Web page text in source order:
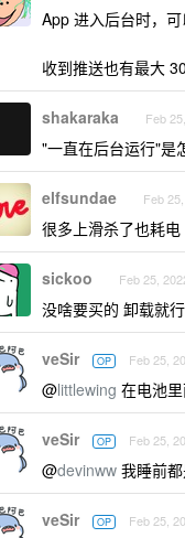
App 进入后台时，
收到推送也有最大
shakaraka Feb
"一直在后台运行"是
elfsundae Feb
很多上滑杀了也耗
sickoo Feb 25,
没啥要买的 卸载就
veSir OP Feb 25,
@littlewing 在电池
veSir OP Feb 25,
@devinww 我睡前
veSir OP Feb 25,